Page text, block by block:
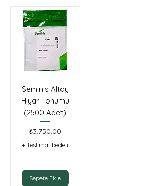
Seminis Altay
Hıyar Tohumu
(2500 Adet)
Fiyat
₺3.750,00
+ Teslimat bedeli
Sepete Ekle